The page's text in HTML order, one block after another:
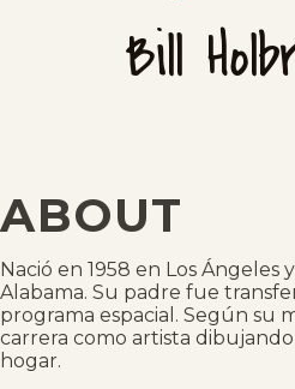
Bill
ABOUT
Nació en 1958 en Los Ángeles
Alabama. Su padre fue
programa espacial. Según su
carrera como artista dibujando
hogar.